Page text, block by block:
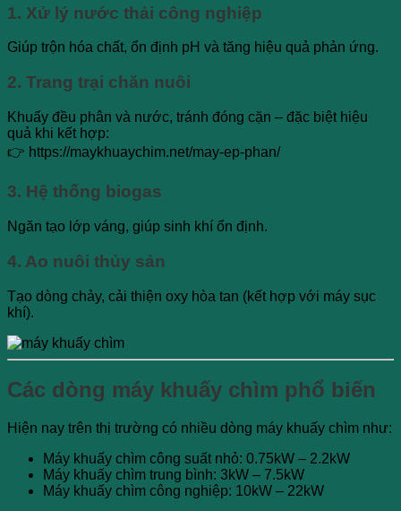
1. Xử lý nước thải công nghiệp
Giúp trộn hóa chất, ổn định pH và tăng hiệu quả phản ứng.
2. Trang trại chăn nuôi
Khuấy đều phân và nước, tránh đóng cặn – đặc biệt hiệu
quả khi kết hợp:
👉 https://maykhuaychim.net/may-ep-phan/
3. Hệ thống biogas
Ngăn tạo lớp váng, giúp sinh khí ổn định.
4. Ao nuôi thủy sản
Tạo dòng chảy, cải thiện oxy hòa tan (kết hợp với máy sục
khí).
Các dòng máy khuấy chìm phổ biến
Hiện nay trên thị trường có nhiều dòng máy khuấy chìm như:
Máy khuấy chìm công suất nhỏ: 0.75kW – 2.2kW
Máy khuấy chìm trung bình: 3kW – 7.5kW
Máy khuấy chìm công nghiệp: 10kW – 22kW